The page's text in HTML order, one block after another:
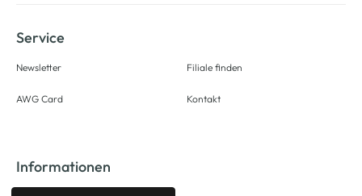
Service
Newsletter
AWG Card
Filiale finden
Kontakt
Informationen